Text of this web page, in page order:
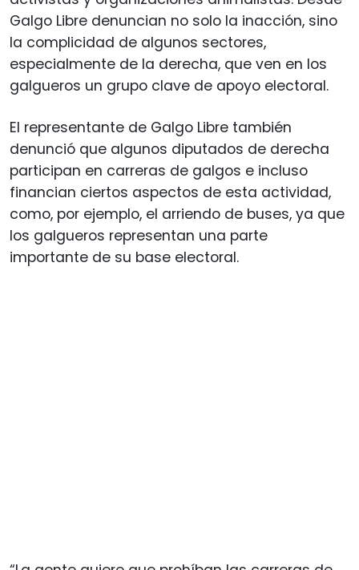
Galgo Libre denuncian no solo la inacción, sino
la complicidad de algunos sectores,
especialmente de la derecha, que ven en los
galgueros un grupo clave de apoyo electoral.
El representante de Galgo Libre también
denunció que algunos diputados de derecha
participan en carreras de galgos e incluso
financian ciertos aspectos de esta actividad,
como, por ejemplo, el arriendo de buses, ya que
los galgueros representan una parte
importante de su base electoral.